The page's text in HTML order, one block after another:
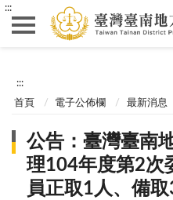
:::
:::
首頁 電子公佈欄 最新消息
公告：臺灣臺南
理104年度第2次
員正取1人、備